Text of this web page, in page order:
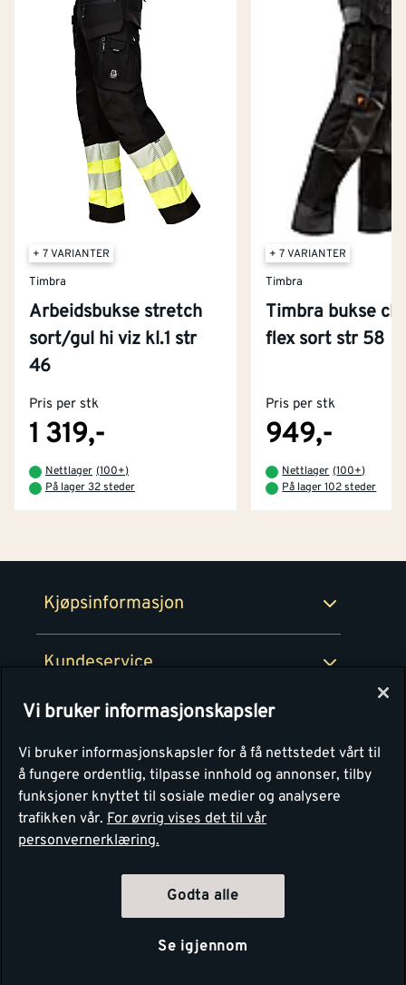
+ 7 VARIANTER
Timbra
Arbeidsbukse stretch
sort/gul hi viz kl.1 str
46
Pris per stk
1 319,-
Nettlager (100+)
På lager 32 steder
+ 7 VARIANTER
Timbra
Timbra bukse
flex sort str 58
Pris per stk
949,-
Nettlager (100+)
På lager 102 steder
Kjøpsinformasjon
Kjøpsbetingelser
Betaling
Retur- og angrerettsskjema
Kundeservice
Tjenester
Montér Klubb
Montér
Byggevarehus og åpningstider
Prismatch
Personvern
Vi bruker informasjonskapsler
Vi bruker informasjonskapsler for å få nettstedet vårt til
å fungere ordentlig, tilpasse innhold og annonser, tilby
funksjoner knyttet til sosiale medier og analysere
trafikken vår. For øvrig vises det til vår
personvernerklæring.
Godta alle
Se igjennom